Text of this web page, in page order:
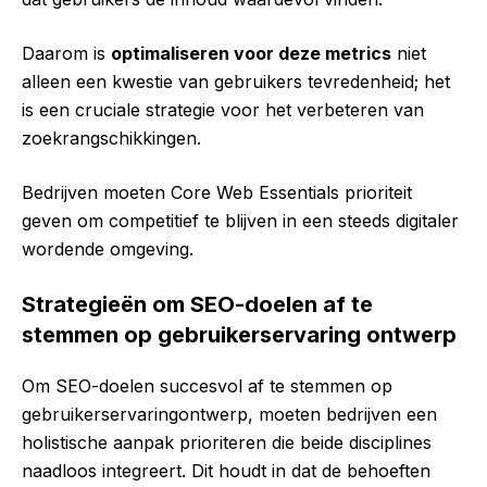
Daarom is optimaliseren voor deze metrics niet
alleen een kwestie van gebruikers tevredenheid; het
is een cruciale strategie voor het verbeteren van
zoekrangschikkingen.
Bedrijven moeten Core Web Essentials prioriteit
geven om competitief te blijven in een steeds digitaler
wordende omgeving.
Strategieën om SEO-doelen af te
stemmen op gebruikerservaring ontwerp
Om SEO-doelen succesvol af te stemmen op
gebruikerservaringontwerp, moeten bedrijven een
holistische aanpak prioriteren die beide disciplines
naadloos integreert. Dit houdt in dat de behoeften